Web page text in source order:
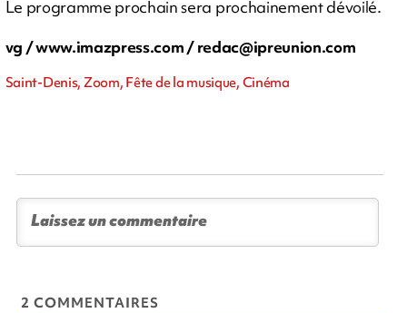
Le programme prochain sera prochainement dévoilé.
vg / www.imazpress.com /redac@ipreunion.com
Saint-Denis, Zoom, Fête de la musique, Cinéma
2 COMMENTAIRES